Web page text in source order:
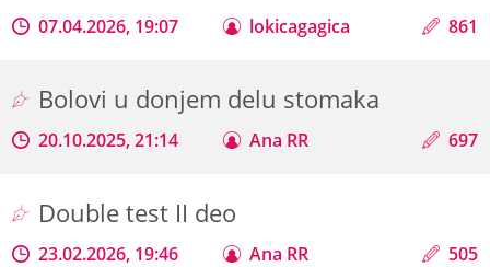
07.04.2026, 19:07 lokicagagica 861
Bolovi u donjem delu stomaka
20.10.2025, 21:14 Ana RR 697
Double test II deo
23.02.2026, 19:46 Ana RR 505